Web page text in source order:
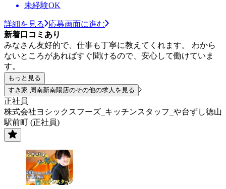
未経験OK
詳細を見る
応募画面に進む
新着口コミあり
みなさん友好的で、仕事も丁寧に教えてくれます。 わから
ないところがあればすぐ聞けるので、安心して働けていま
す。
もっと見る
すき家 周南新南陽店のその他の求人を見る
正社員
株式会社ヨシックスフーズ_キッチンスタッフ_や台ずし徳山
駅前町 (正社員)